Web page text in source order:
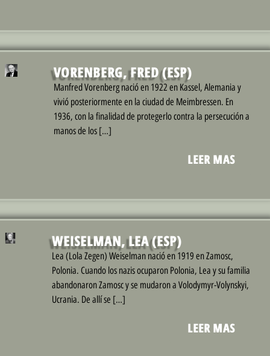
VORENBERG, FRED (ESP)
Manfred Vorenberg nació en 1922 en Kassel, Alemania y
vivió posteriormente en la ciudad de Meimbressen. En
1936, con la finalidad de protegerlo contra la persecución a
manos de los […]
LEER MAS
WEISELMAN, LEA (ESP)
Lea (Lola Zegen) Weiselman nació en 1919 en Zamosc,
Polonia. Cuando los nazis ocuparon Polonia, Lea y su familia
abandonaron Zamosc y se mudaron a Volodymyr-Volynskyi,
Ucrania. De allí se […]
LEER MAS